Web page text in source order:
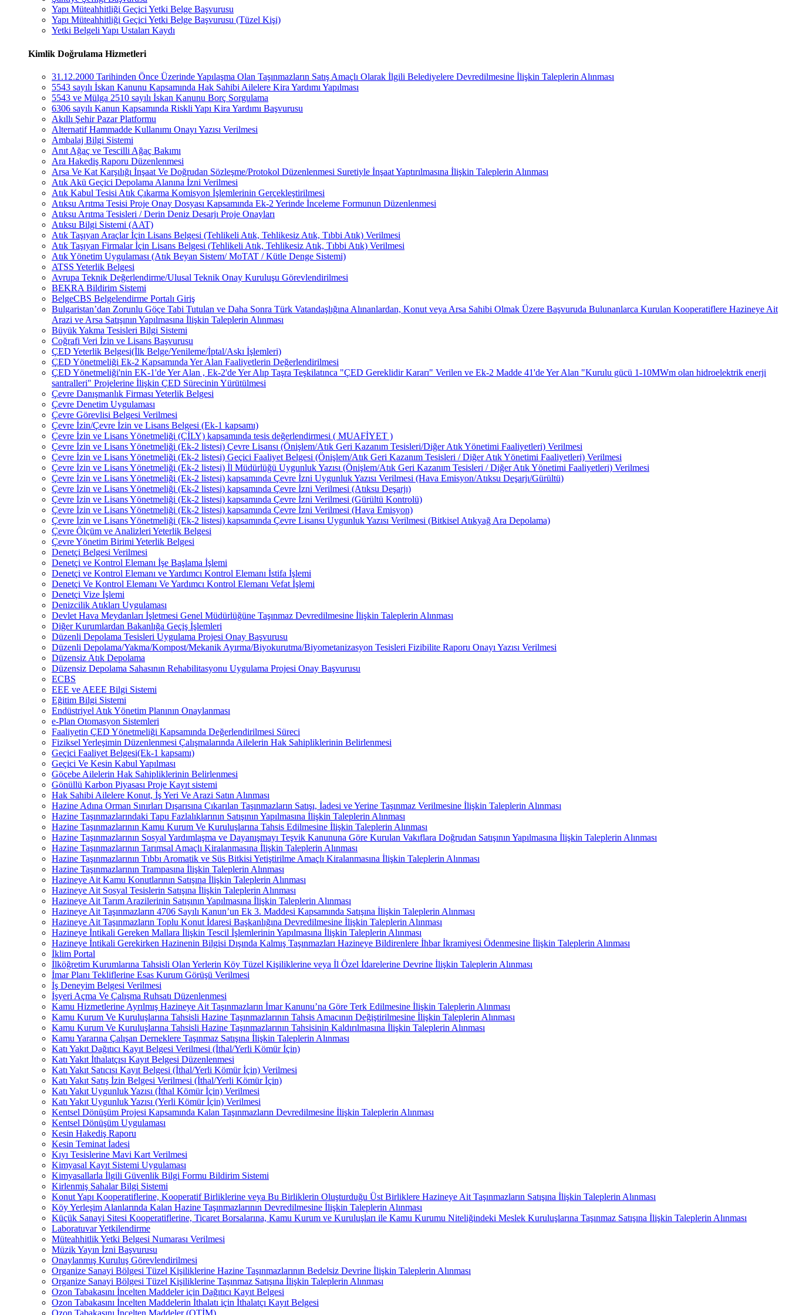
Yapı Müteahhitliği Geçici Yetki Belge Başvurusu
Yapı Müteahhitliği Geçici Yetki Belge Başvurusu (Tüzel Kişi)
Yetki Belgeli Yapı Ustaları Kaydı
Kimlik Doğrulama Hizmetleri
31.12.2000 Tarihinden Önce Üzerinde Yapılaşma Olan Taşınmazların Satış Amaçlı Olarak İlgili Belediyelere Devredilmesine İlişkin Taleplerin Alınması
5543 sayılı İskan Kanunu Kapsamında Hak Sahibi Ailelere Kira Yardımı Yapılması
5543 ve Mülga 2510 sayılı İskan Kanunu Borç Sorgulama
6306 sayılı Kanun Kapsamında Riskli Yapı Kira Yardımı Başvurusu
Akıllı Şehir Pazar Platformu
Alternatif Hammadde Kullanımı Onayı Yazısı Verilmesi
Ambalaj Bilgi Sistemi
Anıt Ağaç ve Tescilli Ağaç Bakımı
Ara Hakediş Raporu Düzenlenmesi
Arsa Ve Kat Karşılığı İnşaat Ve Doğrudan Sözleşme/Protokol Düzenlenmesi Suretiyle İnşaat Yaptırılmasına İlişkin Taleplerin Alınması
Atık Akü Geçici Depolama Alanına İzni Verilmesi
Atık Kabul Tesisi Atık Çıkarma Komisyon İşlemlerinin Gerçekleştirilmesi
Atıksu Arıtma Tesisi Proje Onay Dosyası Kapsamında Ek-2 Yerinde İnceleme Formunun Düzenlenmesi
Atıksu Arıtma Tesisleri / Derin Deniz Desarjı Proje Onayları
Atıksu Bilgi Sistemi (AAT)
Atık Taşıyan Araçlar İçin Lisans Belgesi (Tehlikeli Atık, Tehlikesiz Atık, Tıbbi Atık) Verilmesi
Atık Taşıyan Firmalar İçin Lisans Belgesi (Tehlikeli Atık, Tehlikesiz Atık, Tıbbi Atık) Verilmesi
Atık Yönetim Uygulaması (Atık Beyan Sistem/ MoTAT / Kütle Denge Sistemi)
ATSS Yeterlik Belgesi
Avrupa Teknik Değerlendirme/Ulusal Teknik Onay Kuruluşu Görevlendirilmesi
BEKRA Bildirim Sistemi
BelgeCBS Belgelendirme Portalı Giriş
Bulgaristan’dan Zorunlu Göçe Tabi Tutulan ve Daha Sonra Türk Vatandaşlığına Alınanlardan, Konut veya Arsa Sahibi Olmak Üzere Başvuruda Bulunanlarca Kurulan Kooperatiflere Hazineye Ait
Arazi ve Arsa Satışının Yapılmasına İlişkin Taleplerin Alınması
Büyük Yakma Tesisleri Bilgi Sistemi
Coğrafi Veri İzin ve Lisans Başvurusu
ÇED Yeterlik Belgesi(İlk Belge/Yenileme/İptal/Askı İşlemleri)
ÇED Yönetmeliği Ek-2 Kapsamında Yer Alan Faaliyetlerin Değerlendirilmesi
ÇED Yönetmeliği'nin EK-1'de Yer Alan , Ek-2'de Yer Alıp Taşra Teşkilatınca "ÇED Gereklidir Kararı" Verilen ve Ek-2 Madde 41'de Yer Alan "Kurulu gücü 1-10MWm olan hidroelektrik enerji
santralleri" Projelerine İlişkin ÇED Sürecinin Yürütülmesi
Çevre Danışmanlık Firması Yeterlik Belgesi
Çevre Denetim Uygulaması
Çevre Görevlisi Belgesi Verilmesi
Çevre İzin/Çevre İzin ve Lisans Belgesi (Ek-1 kapsamı)
Çevre İzin ve Lisans Yönetmeliği (ÇİLY) kapsamında tesis değerlendirmesi ( MUAFİYET )
Çevre İzin ve Lisans Yönetmeliği (Ek-2 listesi) Çevre Lisansı (Önişlem/Atık Geri Kazanım Tesisleri/Diğer Atık Yönetimi Faaliyetleri) Verilmesi
Çevre İzin ve Lisans Yönetmeliği (Ek-2 listesi) Geçici Faaliyet Belgesi (Önişlem/Atık Geri Kazanım Tesisleri / Diğer Atık Yönetimi Faaliyetleri) Verilmesi
Çevre İzin ve Lisans Yönetmeliği (Ek-2 listesi) İl Müdürlüğü Uygunluk Yazısı (Önişlem/Atık Geri Kazanım Tesisleri / Diğer Atık Yönetimi Faaliyetleri) Verilmesi
Çevre İzin ve Lisans Yönetmeliği (Ek-2 listesi) kapsamında Çevre İzni Uygunluk Yazısı Verilmesi (Hava Emisyon/Atıksu Deşarjı/Gürültü)
Çevre İzin ve Lisans Yönetmeliği (Ek-2 listesi) kapsamında Çevre İzni Verilmesi (Atıksu Deşarjı)
Çevre İzin ve Lisans Yönetmeliği (Ek-2 listesi) kapsamında Çevre İzni Verilmesi (Gürültü Kontrolü)
Çevre İzin ve Lisans Yönetmeliği (Ek-2 listesi) kapsamında Çevre İzni Verilmesi (Hava Emisyon)
Çevre İzin ve Lisans Yönetmeliği (Ek-2 listesi) kapsamında Çevre Lisansı Uygunluk Yazısı Verilmesi (Bitkisel Atıkyağ Ara Depolama)
Çevre Ölçüm ve Analizleri Yeterlik Belgesi
Çevre Yönetim Birimi Yeterlik Belgesi
Denetçi Belgesi Verilmesi
Denetçi ve Kontrol Elemanı İşe Başlama İşlemi
Denetçi ve Kontrol Elemanı ve Yardımcı Kontrol Elemanı İstifa İşlemi
Denetçi Ve Kontrol Elemanı Ve Yardımcı Kontrol Elemanı Vefat İşlemi
Denetçi Vize İşlemi
Denizcilik Atıkları Uygulaması
Devlet Hava Meydanları İşletmesi Genel Müdürlüğüne Taşınmaz Devredilmesine İlişkin Taleplerin Alınması
Diğer Kurumlardan Bakanlığa Geçiş İşlemleri
Düzenli Depolama Tesisleri Uygulama Projesi Onay Başvurusu
Düzenli Depolama/Yakma/Kompost/Mekanik Ayırma/Biyokurutma/Biyometanizasyon Tesisleri Fizibilite Raporu Onayı Yazısı Verilmesi
Düzensiz Atık Depolama
Düzensiz Depolama Sahasının Rehabilitasyonu Uygulama Projesi Onay Başvurusu
ECBS
EEE ve AEEE Bilgi Sistemi
Eğitim Bilgi Sistemi
Endüstriyel Atık Yönetim Planının Onaylanması
e-Plan Otomasyon Sistemleri
Faaliyetin ÇED Yönetmeliği Kapsamında Değerlendirilmesi Süreci
Fiziksel Yerleşimin Düzenlenmesi Çalışmalarında Ailelerin Hak Sahipliklerinin Belirlenmesi
Geçici Faaliyet Belgesi(Ek-1 kapsamı)
Geçici Ve Kesin Kabul Yapılması
Göçebe Ailelerin Hak Sahipliklerinin Belirlenmesi
Gönüllü Karbon Piyasası Proje Kayıt sistemi
Hak Sahibi Ailelere Konut, İş Yeri Ve Arazi Satın Alınması
Hazine Adına Orman Sınırları Dışarısına Çıkarılan Taşınmazların Satışı, İadesi ve Yerine Taşınmaz Verilmesine İlişkin Taleplerin Alınması
Hazine Taşınmazlarındaki Tapu Fazlalıklarının Satışının Yapılmasına İlişkin Taleplerin Alınması
Hazine Taşınmazlarının Kamu Kurum Ve Kuruluşlarına Tahsis Edilmesine İlişkin Taleplerin Alınması
Hazine Taşınmazlarının Sosyal Yardımlaşma ve Dayanışmayı Teşvik Kanununa Göre Kurulan Vakıflara Doğrudan Satışının Yapılmasına İlişkin Taleplerin Alınması
Hazine Taşınmazlarının Tarımsal Amaçlı Kiralanmasına İlişkin Taleplerin Alınması
Hazine Taşınmazlarının Tıbbı Aromatik ve Süs Bitkisi Yetiştirilme Amaçlı Kiralanmasına İlişkin Taleplerin Alınması
Hazine Taşınmazlarının Trampasına İlişkin Taleplerin Alınması
Hazineye Ait Kamu Konutlarının Satışına İlişkin Taleplerin Alınması
Hazineye Ait Sosyal Tesislerin Satışına İlişkin Taleplerin Alınması
Hazineye Ait Tarım Arazilerinin Satışının Yapılmasına İlişkin Taleplerin Alınması
Hazineye Ait Taşınmazların 4706 Sayılı Kanun’un Ek 3. Maddesi Kapsamında Satışına İlişkin Taleplerin Alınması
Hazineye Ait Taşınmazların Toplu Konut İdaresi Başkanlığına Devredilmesine İlişkin Taleplerin Alınması
Hazineye İntikali Gereken Mallara İlişkin Tescil İşlemlerinin Yapılmasına İlişkin Taleplerin Alınması
Hazineye İntikali Gerekirken Hazinenin Bilgisi Dışında Kalmış Taşınmazları Hazineye Bildirenlere İhbar İkramiyesi Ödenmesine İlişkin Taleplerin Alınması
İklim Portal
İlköğretim Kurumlarına Tahsisli Olan Yerlerin Köy Tüzel Kişiliklerine veya İl Özel İdarelerine Devrine İlişkin Taleplerin Alınması
İmar Planı Tekliflerine Esas Kurum Görüşü Verilmesi
İş Deneyim Belgesi Verilmesi
İşyeri Açma Ve Çalışma Ruhsatı Düzenlenmesi
Kamu Hizmetlerine Ayrılmış Hazineye Ait Taşınmazların İmar Kanunu’na Göre Terk Edilmesine İlişkin Taleplerin Alınması
Kamu Kurum Ve Kuruluşlarına Tahsisli Hazine Taşınmazlarının Tahsis Amacının Değiştirilmesine İlişkin Taleplerin Alınması
Kamu Kurum Ve Kuruluşlarına Tahsisli Hazine Taşınmazlarının Tahsisinin Kaldırılmasına İlişkin Taleplerin Alınması
Kamu Yararına Çalışan Derneklere Taşınmaz Satışına İlişkin Taleplerin Alınması
Katı Yakıt Dağıtıcı Kayıt Belgesi Verilmesi (İthal/Yerli Kömür İçin)
Katı Yakıt İthalatçısı Kayıt Belgesi Düzenlenmesi
Katı Yakıt Satıcısı Kayıt Belgesi (İthal/Yerli Kömür İçin) Verilmesi
Katı Yakıt Satış İzin Belgesi Verilmesi (İthal/Yerli Kömür İçin)
Katı Yakıt Uygunluk Yazısı (İthal Kömür İçin) Verilmesi
Katı Yakıt Uygunluk Yazısı (Yerli Kömür İçin) Verilmesi
Kentsel Dönüşüm Projesi Kapsamında Kalan Taşınmazların Devredilmesine İlişkin Taleplerin Alınması
Kentsel Dönüşüm Uygulaması
Kesin Hakediş Raporu
Kesin Teminat İadesi
Kıyı Tesislerine Mavi Kart Verilmesi
Kimyasal Kayıt Sistemi Uygulaması
Kimyasallarla İlgili Güvenlik Bilgi Formu Bildirim Sistemi
Kirlenmiş Sahalar Bilgi Sistemi
Konut Yapı Kooperatiflerine, Kooperatif Birliklerine veya Bu Birliklerin Oluşturduğu Üst Birliklere Hazineye Ait Taşınmazların Satışına İlişkin Taleplerin Alınması
Köy Yerleşim Alanlarında Kalan Hazine Taşınmazlarının Devredilmesine İlişkin Taleplerin Alınması
Küçük Sanayi Sitesi Kooperatiflerine, Ticaret Borsalarına, Kamu Kurum ve Kuruluşları ile Kamu Kurumu Niteliğindeki Meslek Kuruluşlarına Taşınmaz Satışına İlişkin Taleplerin Alınması
Laboratuvar Yetkilendirme
Müteahhitlik Yetki Belgesi Numarası Verilmesi
Müzik Yayın İzni Başvurusu
Onaylanmış Kuruluş Görevlendirilmesi
Organize Sanayi Bölgesi Tüzel Kişiliklerine Hazine Taşınmazlarının Bedelsiz Devrine İlişkin Taleplerin Alınması
Organize Sanayi Bölgesi Tüzel Kişiliklerine Taşınmaz Satışına İlişkin Taleplerin Alınması
Ozon Tabakasını İncelten Maddeler için Dağıtıcı Kayıt Belgesi
Ozon Tabakasını İncelten Maddelerin İthalatı için İthalatçı Kayıt Belgesi
Ozon Tabakasını İncelten Maddeler (OTİM)